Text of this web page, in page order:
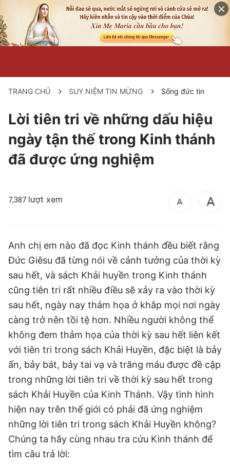
TRANG CHỦ SUY NIỆM TIN MỪNG Sống đức tin
Lời tiên tri về những dấu hiệu
ngày tận thế trong Kinh thánh
đã được ứng nghiệm
7,387 lượt xem
Anh chị em nào đã đọc Kinh thánh đều biết rằng
Đức Giêsu đã từng nói về cảnh tưởng của thời kỳ
sau hết, và sách Khải huyền trong Kinh thánh
cũng tiên tri rất nhiều điều sẽ xảy ra vào thời kỳ
sau hết, ngày nay thảm họa ở khắp mọi nơi ngày
càng trở nên tồi tệ hơn. Nhiều người không thể
không đem thảm họa của thời kỳ sau hết liên kết
với tiên tri trong sách Khải Huyền, đặc biệt là bảy
ấn, bảy bát, bảy tai vạ và trăng máu được đề cập
trong những lời tiên tri về thời kỳ sau hết trong
sách Khải Huyền của Kinh Thánh. Vậy tình hình
hiện nay trên thế giới có phải đã ứng nghiệm
những lời tiên tri trong sách Khải Huyền không?
Chúng ta hãy cùng nhau tra cứu Kinh thánh để
tìm câu trả lời: